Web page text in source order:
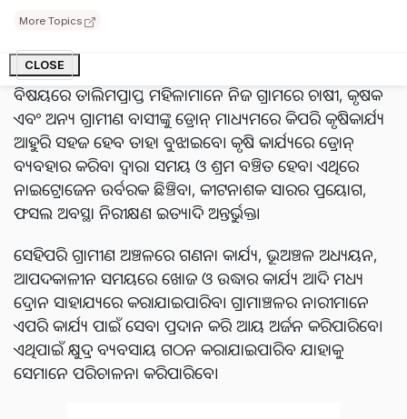
More Topics
CLOSE
ସେମାନଙ୍କୁ ନିଜ ଗ୍ରାମାଞ୍ଚଳକୁ ଫେରିଯିବାକୁ ପଡ଼ିବ ଏବଂ ଅନ୍ୟ
ମହିଳାମାନଙ୍କୁ ଏହି ବିଷୟରେ ଶିଖାଇବାକୁ ପଡ଼ିବ।
ଏହି ଯୋଜନାର
ବିଷୟରେ ତାଲିମପ୍ରାପ୍ତ ମହିଳାମାନେ ନିଜ ଗ୍ରାମରେ ଚାଷୀ, କୃଷକ
ଏବଂ ଅନ୍ୟ ଗ୍ରାମୀଣ ବାସୀଙ୍କୁ ଡ୍ରୋନ୍ ମାଧ୍ୟମରେ କିପରି କୃଷିକାର୍ଯ୍ୟ
ଆହୁରି ସହଜ ହେବ ତାହା ବୁଝାଇବେ। କୃଷି କାର୍ଯ୍ୟରେ ଡ୍ରୋନ୍
ବ୍ୟବହାର କରିବା ଦ୍ଵାରା ସମୟ ଓ ଶ୍ରମ ବଞ୍ଚିତ ହେବ। ଏଥିରେ
ନାଇଟ୍ରୋଜେନ ଉର୍ବରକ ଛିଞ୍ଚିବା, କୀଟନାଶକ ସାରର ପ୍ରୟୋଗ,
ଫସଲ ଅବସ୍ଥା ନିରୀକ୍ଷଣ ଇତ୍ୟାଦି ଅନ୍ତର୍ଭୁକ୍ତ।
ସେହିପରି ଗ୍ରାମୀଣ ଅଞ୍ଚଳରେ ଗଣନା କାର୍ଯ୍ୟ, ଭୂଅଞ୍ଚଳ ଅଧ୍ୟୟନ,
ଆପଦକାଳୀନ ସମୟରେ ଖୋଜ ଓ ଉଦ୍ଧାର କାର୍ଯ୍ୟ ଆଦି ମଧ୍ୟ
ଦ୍ରୋନ ସାହାଯ୍ୟରେ କରାଯାଇପାରିବ। ଗ୍ରାମାଞ୍ଚଳର ନାରୀମାନେ
ଏପରି କାର୍ଯ୍ୟ ପାଇଁ ସେବା ପ୍ରଦାନ କରି ଆୟ ଅର୍ଜନ କରିପାରିବେ।
ଏଥିପାଇଁ କ୍ଷୁଦ୍ର ବ୍ୟବସାୟ ଗଠନ କରାଯାଇପାରିବ ଯାହାକୁ
ସେମାନେ ପରିଚାଳନା କରିପାରିବେ।